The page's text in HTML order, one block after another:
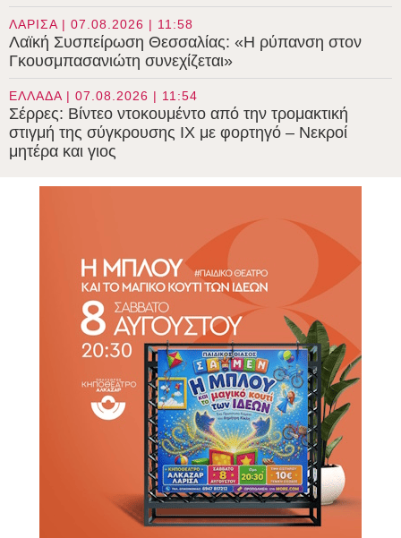
ΛΑΡΙΣΑ | 07.08.2026 | 11:58
Λαϊκή Συσπείρωση Θεσσαλίας: «Η ρύπανση στον
Γκουσμπασανιώτη συνεχίζεται»
ΕΛΛΑΔΑ | 07.08.2026 | 11:54
Σέρρες: Βίντεο ντοκουμέντο από την τρομακτική
στιγμή της σύγκρουσης ΙΧ με φορτηγό – Νεκροί
μητέρα και γιος